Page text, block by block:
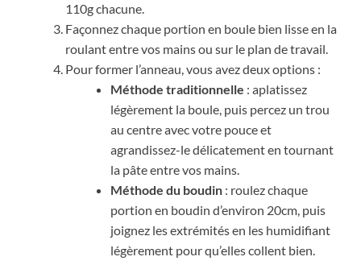
110g chacune.
Façonnez chaque portion en boule bien lisse en la
roulant entre vos mains ou sur le plan de travail.
Pour former l’anneau, vous avez deux options :
Méthode traditionnelle : aplatissez
légèrement la boule, puis percez un trou
au centre avec votre pouce et
agrandissez-le délicatement en tournant
la pâte entre vos mains.
Méthode du boudin : roulez chaque
portion en boudin d’environ 20cm, puis
joignez les extrémités en les humidifiant
légèrement pour qu’elles collent bien.